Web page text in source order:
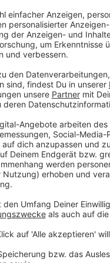
also
von der Art der
der
nachweisen,
Anzeige
Chatgruppe
In der Gruppe
Chatgruppe